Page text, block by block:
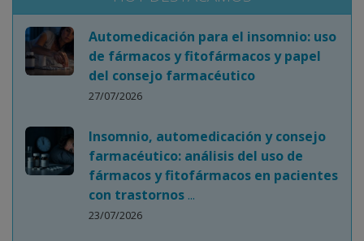
HOY DESTACAMOS
Automedicación para el insomnio: uso
de fármacos y fitofármacos y papel
del consejo farmacéutico
Insomnio, automedicación y consejo
farmacéutico: análisis del uso de
fármacos y fitofármacos en pacientes
con trastornos